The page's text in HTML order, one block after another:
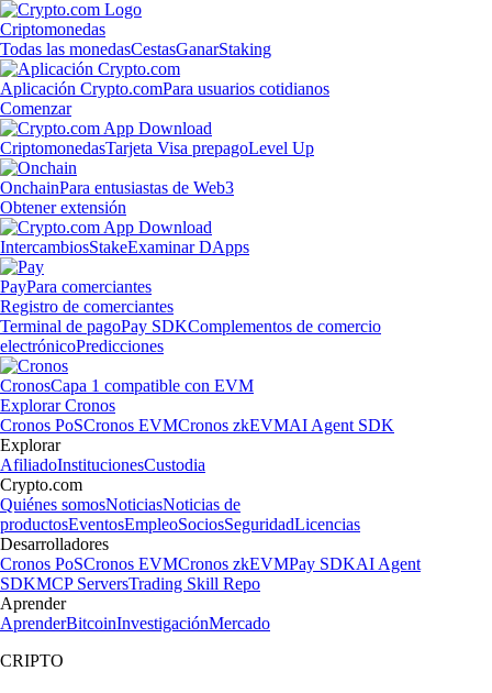
Criptomonedas
Todas las monedasCestasGanarStaking
Aplicación Crypto.comPara usuarios cotidianos
Comenzar
CriptomonedasTarjeta Visa prepagoLevel Up
OnchainPara entusiastas de Web3
Obtener extensión
IntercambiosStakeExaminar DApps
PayPara comerciantes
Registro de comerciantes
Terminal de pagoPay SDKComplementos de comercio
electrónicoPredicciones
CronosCapa 1 compatible con EVM
Explorar Cronos
Cronos PoSCronos EVMCronos zkEVMAI Agent SDK
Explorar
AfiliadoInstitucionesCustodia
Crypto.com
Quiénes somosNoticiasNoticias de
productosEventosEmpleoSociosSeguridadLicencias
Desarrolladores
Cronos PoSCronos EVMCronos zkEVMPay SDKAI Agent
SDKMCP ServersTrading Skill Repo
Aprender
AprenderBitcoinInvestigaciónMercado
CRIPTO